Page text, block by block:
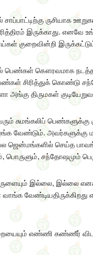
சாப்பாட்டிற்கு ருசியாக
இருக்காது. எனவே
குறைவின்றி
பெண்கள் கௌரவமாக
சிரித்துக் கொண்டு
அங்கு திருமகள்
சுமங்கலிப் பெண்களுக்கு
வேண்டும். அவர்களுக்கு
ஜென்மங்களில் செய்த
பொருளும், சந்தோஷமும்
இல்லை, இல்லை எனக்
எண்ணி கண்ணீர்